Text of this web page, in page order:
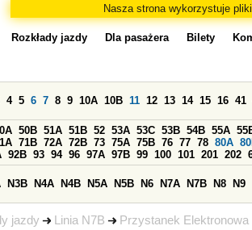
Nasza strona wykorzystuje
jazdy Linia N7B Przystanek Elektronowa
Rozkłady jazdy Dla pasażera Bilety
4 5 6 7 8 9 10A 10B 11 12 13 14 15 16 41
50B 51A 51B 52 53A 53C 53B 54B 55A
71B 72A 72B 73 75A 75B 76 77 78 80A
92B 93 94 96 97A 97B 99 100 101 201 202
N3B N4A N4B N5A N5B N6 N7A N7B N8 N9